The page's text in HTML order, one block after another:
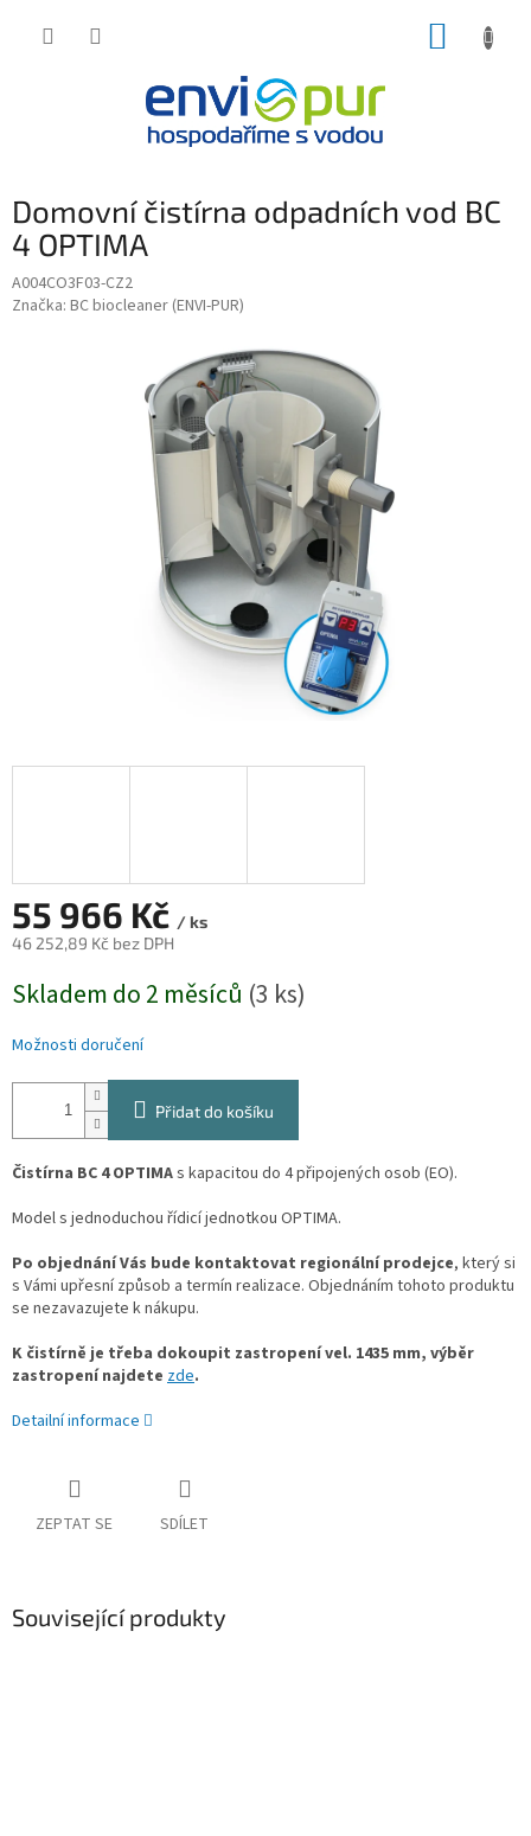
Domovní čistírna odpadních vod BC
4 OPTIMA
A004CO3F03-CZ2
Značka: BC biocleaner (ENVI-PUR)
55 966 Kč / ks
46 252,89 Kč bez DPH
cena:
Skladem do 2 měsíců (3 ks)
Možnosti doručení
Přidat do košíku
Čistírna BC 4 OPTIMAs kapacitou do 4 připojených osob (EO).
Model s jednoduchou řídicí jednotkou OPTIMA.
Po objednání Vás bude kontaktovat regionální prodejce, který si
s Vámi upřesní způsob a termín realizace. Objednáním tohoto produktu
se nezavazujete k nákupu.
K čistírně je třeba dokoupit zastropení vel. 1435 mm, výběr
zastropení najdete zde.
Detailní informace
ZEPTAT SE SDÍLET
Související produkty